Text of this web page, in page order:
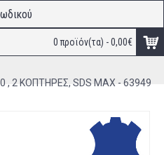
0 προϊόν(τα) - 0,00€
, 2 ΚΟΠΤΗΡΕΣ, SDS MAX - 63949